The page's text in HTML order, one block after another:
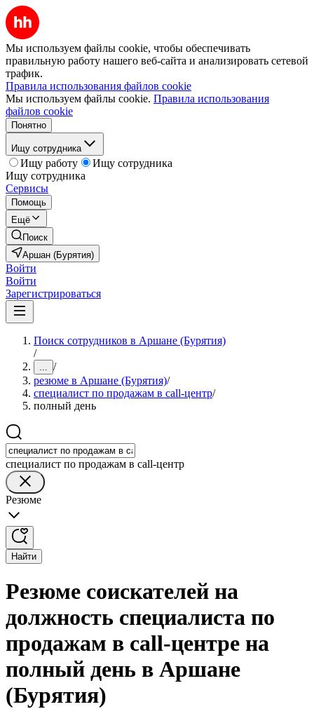
Мы используем файлы cookie, чтобы обеспечивать
правильную работу нашего веб-сайта и анализировать сетевой
трафик.
Правила использования файлов cookie
Мы используем файлы cookie. Правила использования
файлов cookie
Понятно
Ищу сотрудника
Ищу работу
Ищу сотрудника
Ищу сотрудника
Сервисы
Помощь
Ещё
Поиск
Аршан (Бурятия)
Войти
Войти
Зарегистрироваться
Поиск сотрудников в Аршане (Бурятия)
/
... /
резюме в Аршане (Бурятия)/
специалист по продажам в call-центр/
полный день
специалист по продажам в call-центр
Резюме
Найти
Резюме соискателей на
должность специалиста по
продажам в call-центре на
полный день в Аршане
(Бурятия)